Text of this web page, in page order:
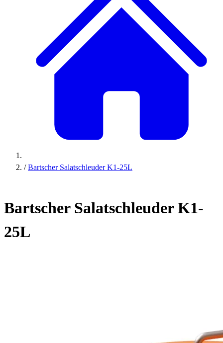
/ Bartscher Salatschleuder K1-25L
Bartscher Salatschleuder K1-
25L